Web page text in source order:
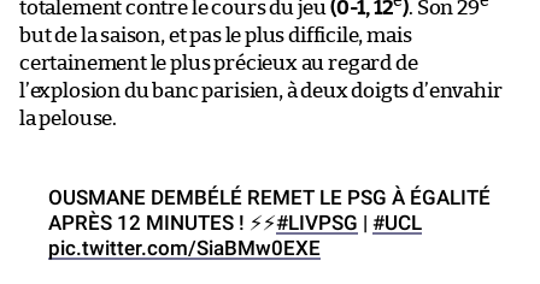
totalement contre le cours du jeu (0-1, 12 ). Son 29
but de la saison, et pas le plus difficile, mais
certainement le plus précieux au regard de
l’explosion du banc parisien, à deux doigts d’envahir
la pelouse.
OUSMANE DEMBÉLÉ REMET LE PSG À ÉGALITÉ
APRÈS 12 MINUTES ! ⚡️⚡️#LIVPSG | #UCL
pic.twitter.com/SiaBMw0EXE